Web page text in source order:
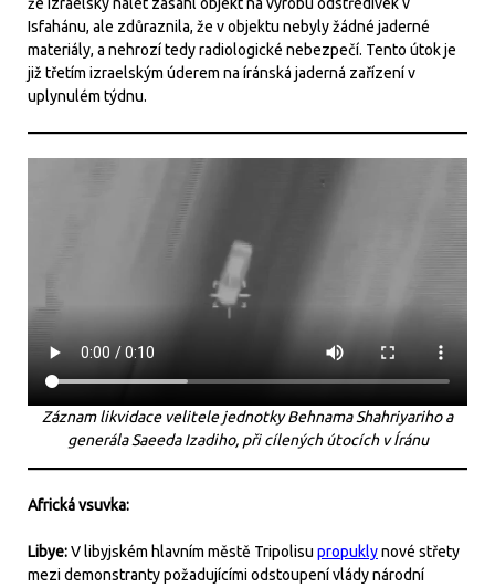
že izraelský nálet zasáhl objekt na výrobu odstředivek v
Isfahánu, ale zdůraznila, že v objektu nebyly žádné jaderné
materiály, a nehrozí tedy radiologické nebezpečí. Tento útok je
již třetím izraelským úderem na íránská jaderná zařízení v
uplynulém týdnu.
Záznam likvidace velitele jednotky Behnama Shahriyariho a
generála Saeeda Izadiho, při cílených útocích v Íránu
Africká vsuvka:
Libye:V libyjském hlavním městě Tripolisu propuklynové střety
mezi demonstranty požadujícími odstoupení vlády národní